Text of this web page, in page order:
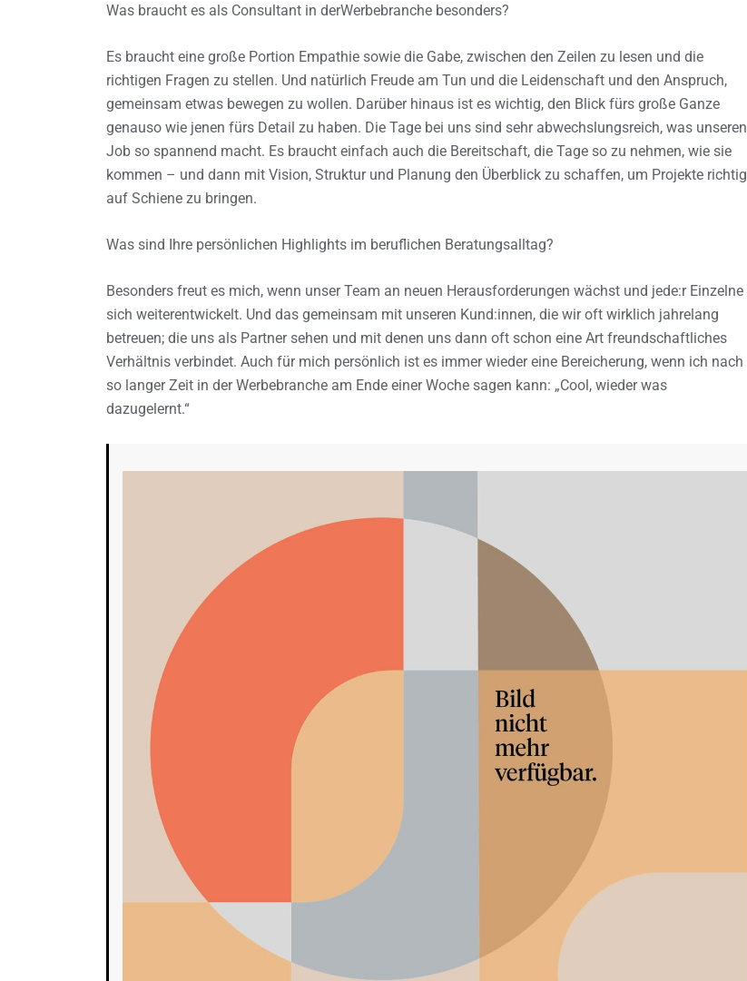
Was braucht es als Consultant in derWerbebranche besonders?
Es braucht eine große Portion Empathie sowie die Gabe, zwischen den Zeilen zu lesen und die
richtigen Fragen zu stellen. Und natürlich Freude am Tun und die Leidenschaft und den Anspruch,
gemeinsam etwas bewegen zu wollen. Darüber hinaus ist es wichtig, den Blick fürs große Ganze
genauso wie jenen fürs Detail zu haben. Die Tage bei uns sind sehr abwechslungsreich, was unseren
Job so spannend macht. Es braucht einfach auch die Bereitschaft, die Tage so zu nehmen, wie sie
kommen – und dann mit Vision, Struktur und Planung den Überblick zu schaffen, um Projekte richtig
auf Schiene zu bringen.
Was sind Ihre persönlichen Highlights im beruflichen Beratungsalltag?
Besonders freut es mich, wenn unser Team an neuen Herausforderungen wächst und jede:r Einzelne
sich weiterentwickelt. Und das gemeinsam mit unseren Kund:innen, die wir oft wirklich jahrelang
betreuen; die uns als Partner sehen und mit denen uns dann oft schon eine Art freundschaftliches
Verhältnis verbindet. Auch für mich persönlich ist es immer wieder eine Bereicherung, wenn ich nach
so langer Zeit in der Werbebranche am Ende einer Woche sagen kann: „Cool, wieder was
dazugelernt.“